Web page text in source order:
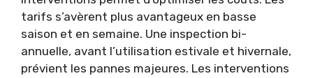
tarifs s’avèrent plus avantageux en basse
saison et en semaine. Une inspection bi-
annuelle, avant l’utilisation estivale et hivernale,
prévient les pannes majeures. Les interventions